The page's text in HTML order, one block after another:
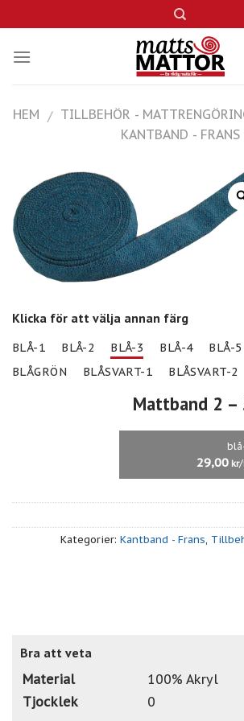
to
content
HEM / TILLBEHÖR -
KANTBAND - FRANS
Klicka för att välja annan färg
BLÅ-1 BLÅ-2 BLÅ-3 BLÅ-4 BLÅ-5
BLÅGRÖN
BLÅSVART-1 BLÅSVART-2
Mattband 2 –
29,00 kr/
Kategorier: Kantband - Frans,
Bra att veta
Material
100% Akryl
Tjocklek
0